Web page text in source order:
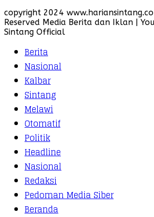
copyright 2024
Reserved Media Berita dan Iklan |
Sintang Official
Berita
Nasional
Kalbar
Sintang
Melawi
Otomatif
Politik
Headline
Nasional
Redaksi
Pedoman Media Siber
Beranda